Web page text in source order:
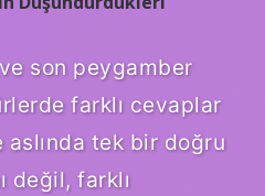
son peygamber
farklı cevaplar
tek bir doğru
değil, farklı